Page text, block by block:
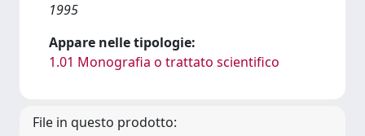
1995
Appare nelle tipologie:
1.01 Monografia o trattato scientifico
File in questo prodotto: